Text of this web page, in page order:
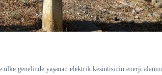
genelinde yaşanan elektrik kesintisinin enerji